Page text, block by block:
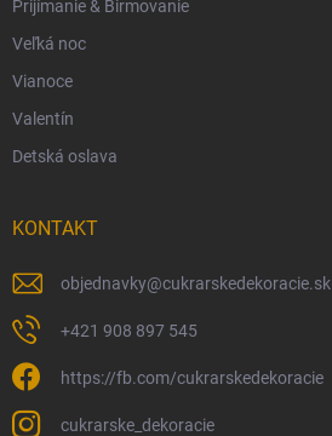
Prijímanie & Birmovanie
Veľká noc
Vianoce
Valentín
Detská oslava
KONTAKT
objednavky@cukrarskedekoracie.sk
+421 908 897 545
https://fb.com/cukrarskedekoracie
cukrarske_dekoracie